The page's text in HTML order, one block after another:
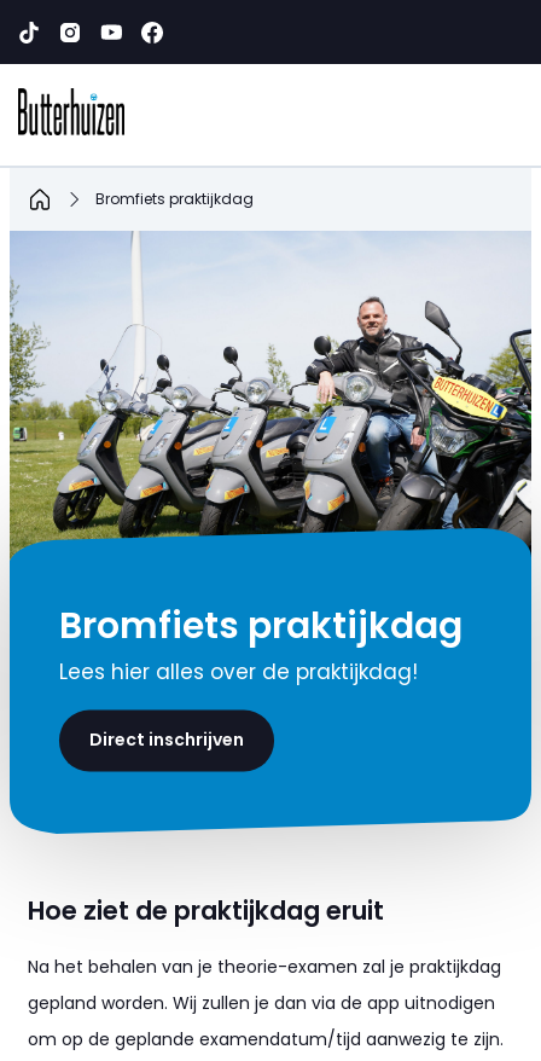
Home Bromfiets praktijkdag
Bromfiets praktijkdag
Lees hier alles over de praktijkdag!
Direct inschrijven
Hoe ziet de praktijkdag eruit
Na het behalen van je theorie-examen zal je praktijkdag
gepland worden. Wij zullen je dan via de app uitnodigen
om op de geplande examendatum/tijd aanwezig te zijn.